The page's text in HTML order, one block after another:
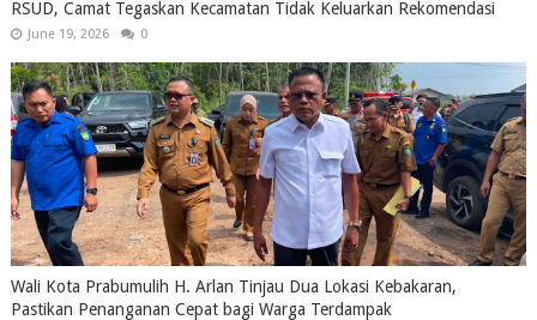
RSUD, Camat Tegaskan Kecamatan Tidak Keluarkan Rekomendasi
June 19, 2026 0
Wali Kota Prabumulih H. Arlan Tinjau Dua Lokasi Kebakaran,
Pastikan Penanganan Cepat bagi Warga Terdampak